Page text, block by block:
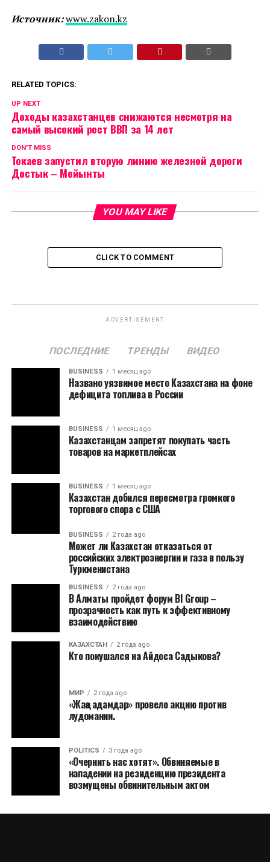
Источник:www.zakon.kz
RELATED TOPICS:
UP NEXT
Доходы казахстанцев снижаются несмотря на
самый высокий рост ВВП за 14 лет
DON'T MISS
Токаев запустил вторую линию железной дороги
Достык – Мойынты
YOU MAY LIKE
CLICK TO COMMENT
ADVERTISEMENT
ПОСЛЕДНИЕ ТРЕНДЫ ВИДЕО
BUSINESS 1 месяц ago
Названо уязвимое место Казахстана на фоне
дефицита топлива в России
BUSINESS 1 месяц ago
Казахстанцам запретят покупать часть
товаров на маркетплейсах
BUSINESS 1 месяц ago
Казахстан добился пересмотра громкого
торгового спора с США
BUSINESS 2 года ago
Может ли Казахстан отказаться от
российских электроэнергии и газа в пользу
Туркменистана
BUSINESS 2 года ago
В Алматы пройдет форум BI Group –
прозрачность как путь к эффективному
взаимодействию
КАЗАХСТАН 2 года ago
Кто покушался на Айдоса Садыкова?
МИР 2 года ago
«Жаңа адамдар» провело акцию против
лудомании.
POLITICS 3 года ago
«Очернить нас хотят». Обвиняемые в
нападении на резиденцию президента
возмущены обвинительным актом